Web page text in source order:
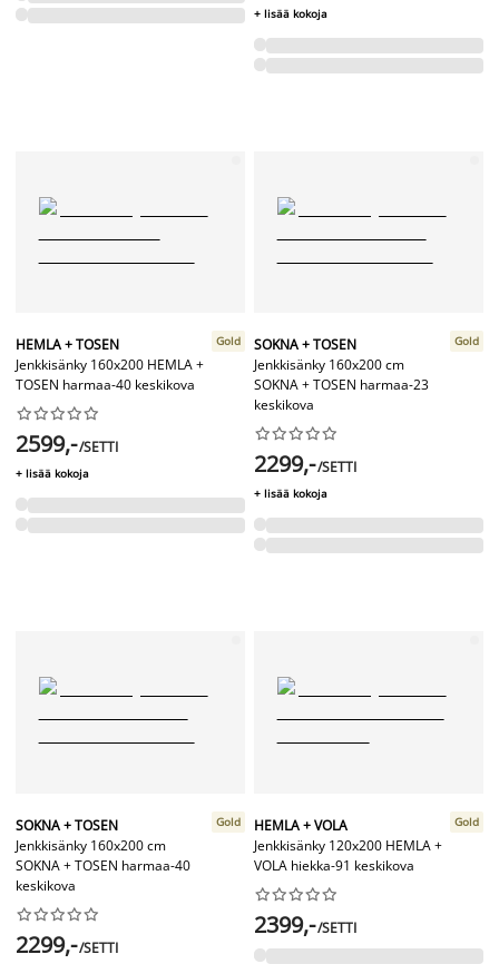
+ lisää kokoja
HEMLA + TOSEN
Jenkkisänky 160x200 HEMLA +
TOSEN harmaa-40 keskikova
Gold






2599,-/SETTI
+ lisää kokoja
SOKNA + TOSEN
Jenkkisänky 160x200 cm
SOKNA + TOSEN harmaa-23
keskikova
Gold






2299,-/SETTI
+ lisää kokoja
SOKNA + TOSEN
Jenkkisänky 160x200 cm
SOKNA + TOSEN harmaa-40
keskikova
Gold






2299,-/SETTI
HEMLA + VOLA
Jenkkisänky 120x200 HEMLA +
VOLA hiekka-91 keskikova
Gold






2399,-/SETTI